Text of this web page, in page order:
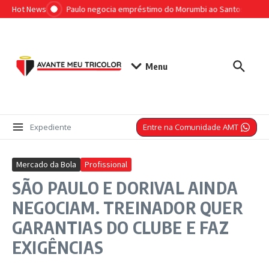
Ir para o conteúdo
Hot News
BOMBA: São Paulo negocia empréstimo do Morumbi ao Santos e
Menu
Expediente Entre na Comunidade AMT
Mercado da Bola Profissional
SÃO PAULO E DORIVAL AINDA
NEGOCIAM. TREINADOR QUER
GARANTIAS DO CLUBE E FAZ
EXIGÊNCIAS